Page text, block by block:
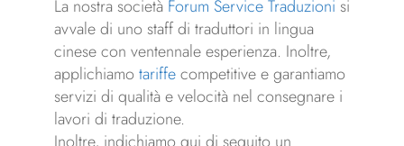
La nostra società Forum Service Traduzioni si
avvale di uno staff di traduttori in lingua
cinese con ventennale esperienza. Inoltre,
applichiamotariffecompetitive e garantiamo
servizi di qualità e velocità nel consegnare i
lavori di traduzione.
Inoltre, indichiamo qui di seguito un